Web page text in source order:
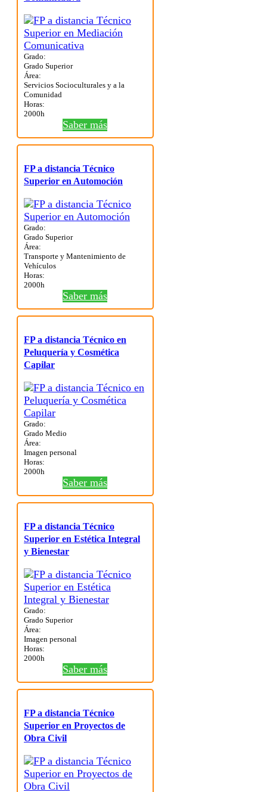
Grado:
Grado Superior
Área:
Servicios Socioculturales y a la
Comunidad
Horas:
2000h
Saber más
FP a distancia Técnico
Superior en Automoción
Grado:
Grado Superior
Área:
Transporte y Mantenimiento de
Vehículos
Horas:
2000h
Saber más
FP a distancia Técnico en
Peluquería y Cosmética
Capilar
Grado:
Grado Medio
Área:
Imagen personal
Horas:
2000h
Saber más
FP a distancia Técnico
Superior en Estética Integral
y Bienestar
Grado:
Grado Superior
Área:
Imagen personal
Horas:
2000h
Saber más
FP a distancia Técnico
Superior en Proyectos de
Obra Civil